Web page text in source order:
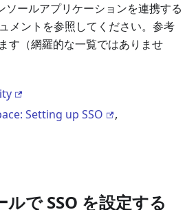
ソールアプリケーションを連携する
メントを参照してください。参考
す（網羅的な一覧ではありませ
Setting up SSO
,
で SSO を設定する